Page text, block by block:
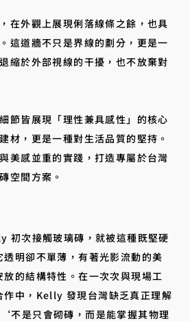
在外觀上展現俐落線條之餘，也具
這道牆不只是界線的劃分，更是一
縮於外部視線的干擾，也不放棄對
節皆展現「理性兼具感性」的核心
材，更是一種對生活品質的堅持。
美感並重的實踐，打造專屬於台灣
空間方案。
初次接觸玻璃磚，就被這種既堅硬
明卻不單薄，有著光影流動的美
的結構特性。在一次次與現場工
作中，Kelly 發現台灣缺乏真正理解
是只會砌磚，而是能掌握其物理